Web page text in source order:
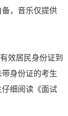
，音乐仅提供
效居民身份证到
身份证的考生
细阅读《面试